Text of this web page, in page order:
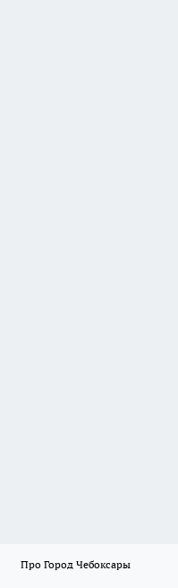
Про Город Чебоксары